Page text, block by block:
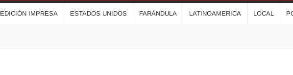
EDICIÓN IMPRESA ESTADOS UNIDOS FARÁNDULA LATINOAMERICA LOCAL